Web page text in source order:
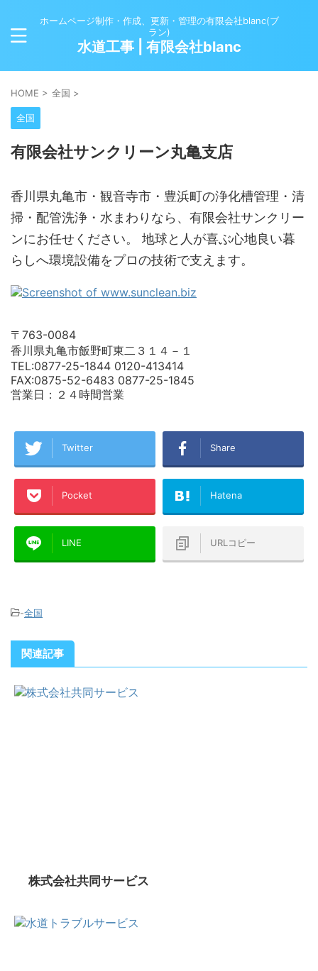
ホームページ制作・作成、更新・管理の有限会社blanc(ブ
ラン)
水道工事 | 有限会社blanc
HOME > 全国 >
全国
有限会社サンクリーン丸亀支店
香川県丸亀市・観音寺市・豊浜町の浄化槽管理・清
掃・配管洗浄・水まわりなら、有限会社サンクリー
ンにお任せください。 地球と人が喜ぶ心地良い暮
らしへ環境設備をプロの技術で支えます。
〒763-0084
香川県丸亀市飯野町東二３１４－１
TEL:0877-25-1844 0120-413414
FAX:0875-52-6483 0877-25-1845
営業日：２４時間営業
Twitter Share
Pocket Hatena
LINE URLコピー
-全国
関連記事
株式会社共同サービス